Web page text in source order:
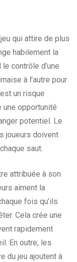
qui attire de plus
habilement la
contrôle d’une
à l’autre pour
un risque
une opportunité
potentiel. Le
joueurs doivent
saut.
attribuée à son
aiment la
fois qu’ils
Cela crée une
rapidement
En outre, les
du jeu ajoutent à